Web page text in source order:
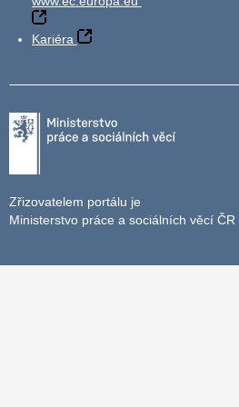
Kariéra
Zřizovatelem portálu je
Ministerstvo práce a sociálních věcí ČR